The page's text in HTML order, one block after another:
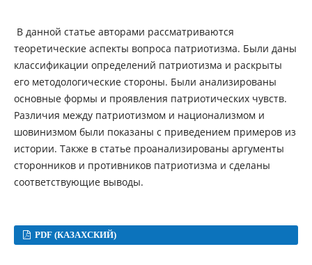
В данной статье авторами рассматриваются
теоретические аспекты вопроса патриотизма. Были даны
классификации определений патриотизма и раскрыты
его методологические стороны. Были анализированы
основные формы и проявления патриотических чувств.
Различия между патриотизмом и национализмом и
шовинизмом были показаны с приведением примеров из
истории. Также в статье проанализированы аргументы
сторонников и противников патриотизма и сделаны
соответствующие выводы.
PDF (КАЗАХСКИЙ)